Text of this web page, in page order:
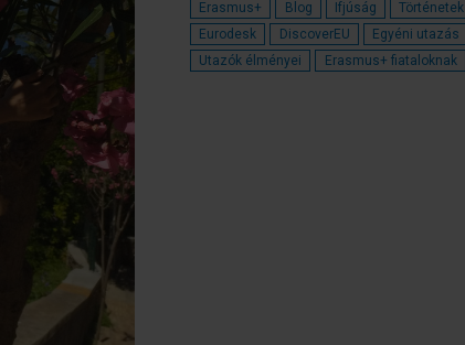
Erasmus+ Blog Ifjúság
Történetek
Eurodesk
DiscoverEU
Egyéni utazás
Utazók élményei
Erasmus+ fiataloknak